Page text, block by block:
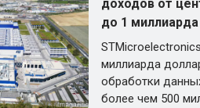
доходов от
до 1
миллиарда
обработки
более чем 500